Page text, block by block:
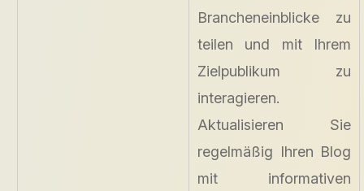
Brancheneinblicke zu
teilen und mit Ihrem
Zielpublikum zu
interagieren.
Aktualisieren Sie
regelmäßig Ihren Blog
mit informativen